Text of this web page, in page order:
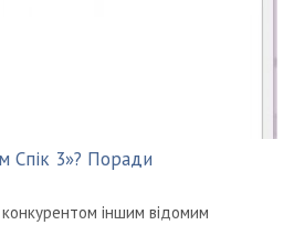
Спік 3»? Поради
іншим відомим